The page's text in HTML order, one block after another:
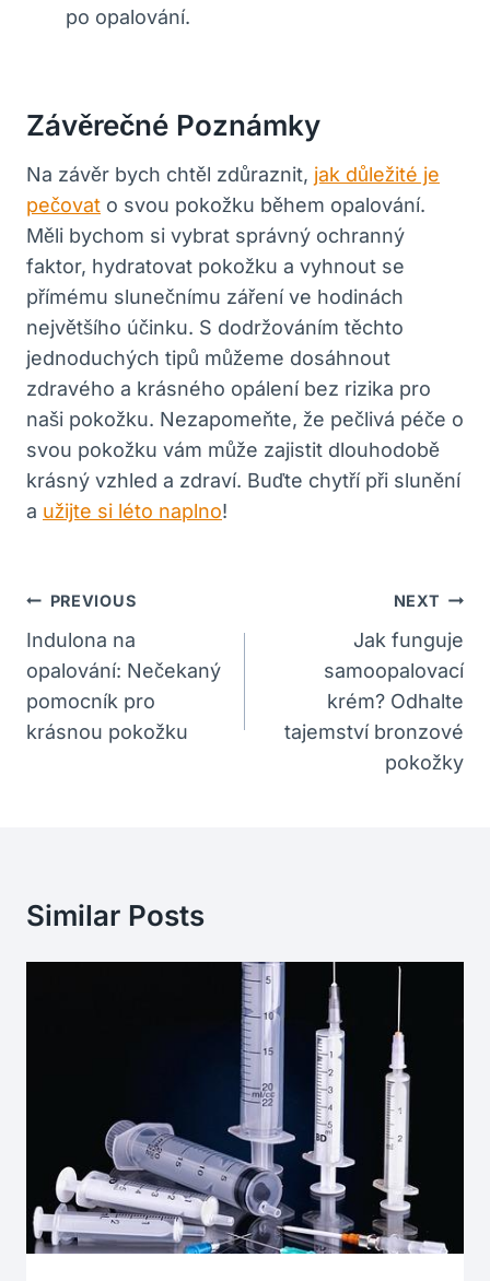
po opalování.
Závěrečné Poznámky
Na závěr bych chtěl zdůraznit, jak důležité je
pečovat o svou pokožku během opalování.
Měli bychom si vybrat správný ochranný
faktor, hydratovat pokožku a vyhnout se
přímému slunečnímu záření ve hodinách
největšího účinku. S dodržováním těchto
jednoduchých tipů můžeme dosáhnout
zdravého a krásného opálení bez rizika pro
naši pokožku. Nezapomeňte, že pečlivá péče o
svou pokožku vám může zajistit dlouhodobě
krásný vzhled a zdraví. Buďte chytří při slunění
a užijte si léto naplno!
Navigace
Pro
Příspěvek
PREVIOUS
Indulona na
opalování: Nečekaný
pomocník pro
krásnou pokožku
NEXT
Jak funguje
samoopalovací
krém? Odhalte
tajemství bronzové
pokožky
Similar Posts